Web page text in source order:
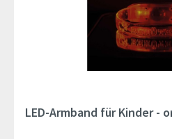
LED-Armband für Kinder -